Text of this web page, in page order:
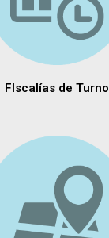
FIscalías de Turno